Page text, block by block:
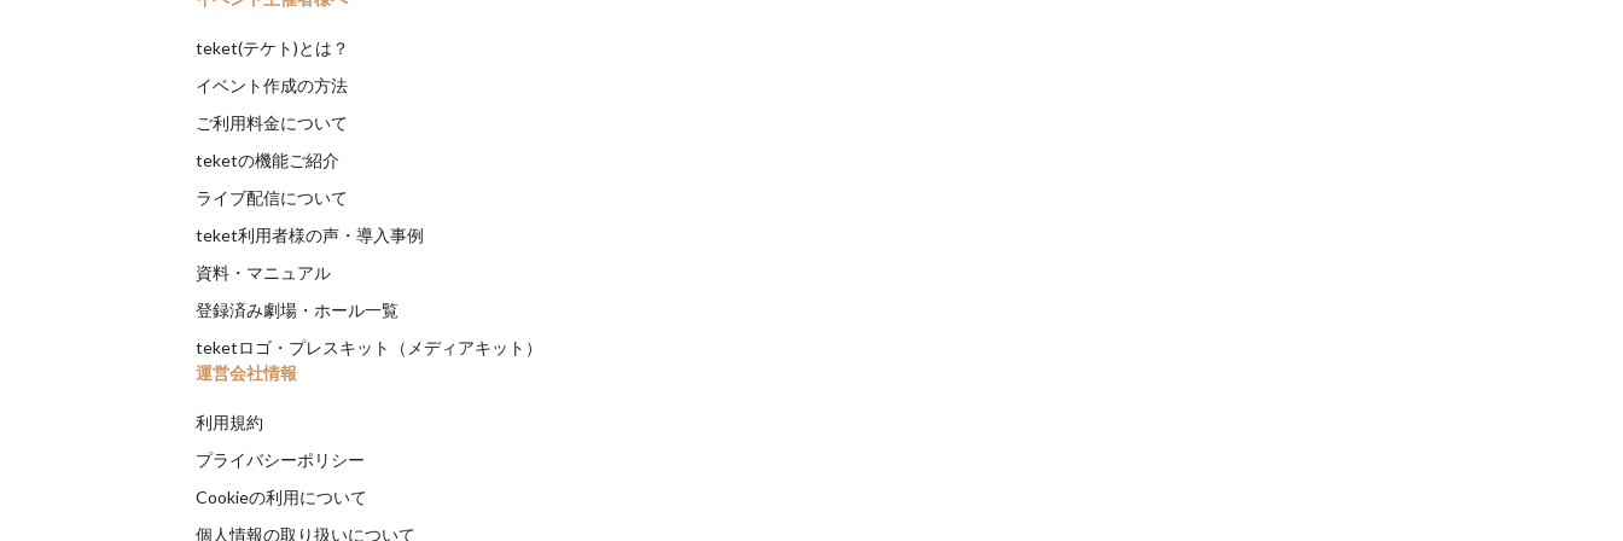
teket(テケト)とは？
イベント作成の方法
ご利用料金について
teketの機能ご紹介
ライブ配信について
teket利用者様の声・導入事例
資料・マニュアル
登録済み劇場・ホール一覧
teketロゴ・プレスキット（メディアキット）
運営会社情報
利用規約
プライバシーポリシー
Cookieの利用について
個人情報の取り扱いについて